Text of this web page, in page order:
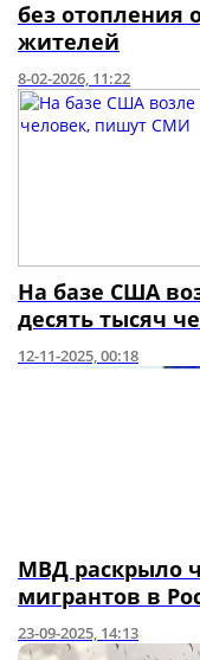
без отопления
жителей
8-02-2026, 11:22
На базе США
десять тысяч
12-11-2025, 00:18
МВД раскрыло
мигрантов в
23-09-2025, 14:13